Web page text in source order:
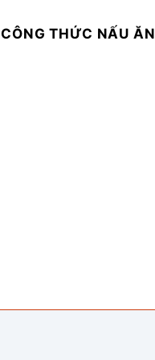
CÔNG THỨC NẤU ĂN